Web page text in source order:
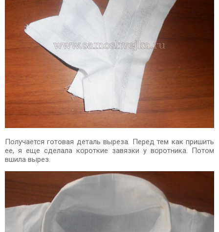
Получается готовая деталь выреза. Перед тем как пришить
ее, я еще сделала короткие завязки у воротника. Потом
вшила вырез.